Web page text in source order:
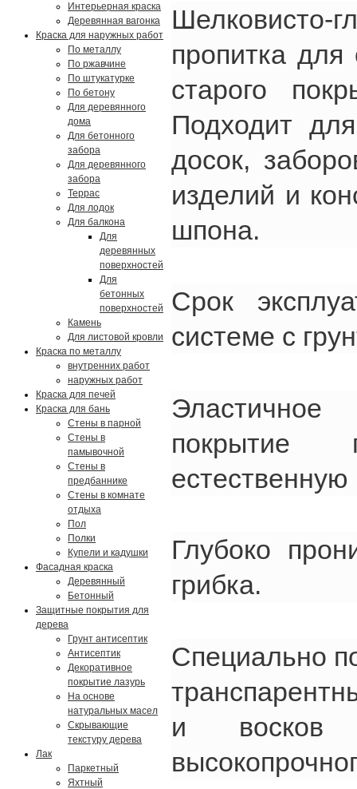
Интерьерная краска
Деревянная вагонка
Краска для наружных работ
По металлу
По ржавчине
По штукатурке
По бетону
Для деревянного
дома
Для бетонного
забора
Для деревянного
забора
Террас
Для лодок
Для балкона
Для
деревянных
поверхностей
Для
бетонных
поверхностей
Камень
Для листовой кровли
Краска по металлу
внутренних работ
наружных работ
Краска для печей
Краска для бань
Стены в парной
Стены в
памывочной
Стены в
предбаннике
Стены в комнате
отдыха
Пол
Полки
Купели и кадушки
Фасадная краска
Деревянный
Бетонный
Защитные покрытия для
дерева
Грунт антисептик
Антисептик
Декоративное
покрытие лазурь
На основе
натуральных масел
Скрывающие
текстуру дерева
Лак
Паркетный
Яхтный
Шелковисто-
пропитка
старого
Подходит
досок,
изделий и
шпона.
Срок
системе с
Эластичное
покрытие
Глубоко
грибка.
Специально
и восков